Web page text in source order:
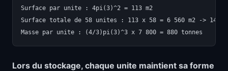
Surface par unite : 4pi(3)^2 = 113 m2
Surface totale de 58 unites : 113 x 58 = 6 560 m2 -> 149
Lors du stockage, chaque unite maintient sa forme